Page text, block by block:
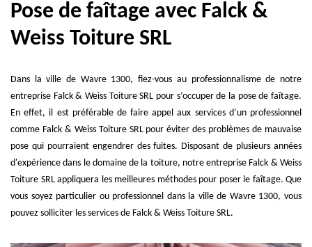
Pose de faîtage avec Falck &
Weiss Toiture SRL
Dans la ville de Wavre 1300, fiez-vous au professionnalisme de notre
entreprise Falck & Weiss Toiture SRL pour s’occuper de la pose de faîtage.
En effet, il est préférable de faire appel aux services d’un professionnel
comme Falck & Weiss Toiture SRL pour éviter des problèmes de mauvaise
pose qui pourraient engendrer des fuites. Disposant de plusieurs années
d'expérience dans le domaine de la toiture, notre entreprise Falck & Weiss
Toiture SRL appliquera les meilleures méthodes pour poser le faîtage. Que
vous soyez particulier ou professionnel dans la ville de Wavre 1300, vous
pouvez solliciter les services de Falck & Weiss Toiture SRL.